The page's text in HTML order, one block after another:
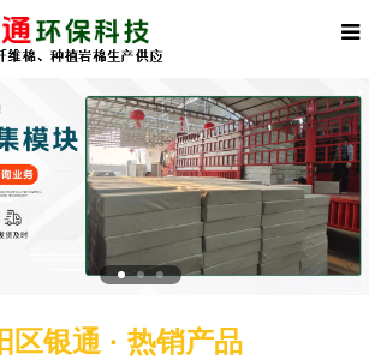
区银通 · 热销产品